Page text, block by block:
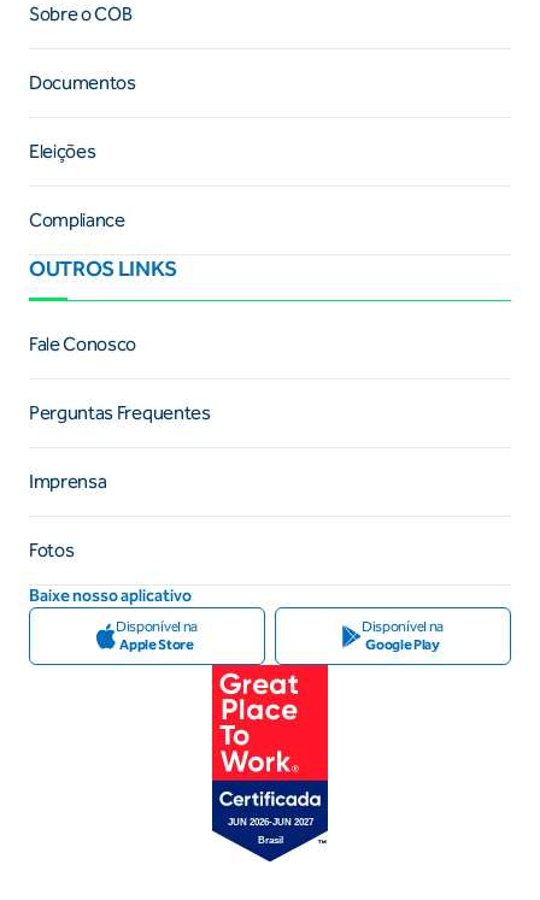
Sobre o COB
Documentos
Eleições
Compliance
OUTROS LINKS
Fale Conosco
Perguntas Frequentes
Imprensa
Fotos
Baixe nosso aplicativo
Disponível na
Apple Store
Disponível na
Google Play